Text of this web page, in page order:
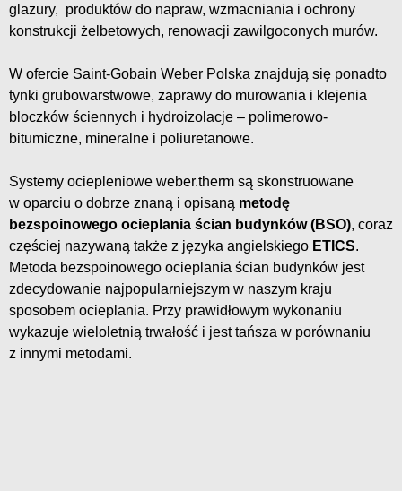
glazury, produktów do napraw, wzmacniania i ochrony
konstrukcji żelbetowych, renowacji zawilgoconych murów.
W ofercie Saint-Gobain Weber Polska znajdują się ponadto
tynki grubowarstwowe, zaprawy do murowania i klejenia
bloczków ściennych i hydroizolacje – polimerowo-
bitumiczne, mineralne i poliuretanowe.
Systemy ociepleniowe weber.therm są skonstruowane
w oparciu o dobrze znaną i opisaną metodę
bezspoinowego ocieplania ścian budynków (BSO), coraz
częściej nazywaną także z języka angielskiego ETICS.
Metoda bezspoinowego ocieplania ścian budynków jest
zdecydowanie najpopularniejszym w naszym kraju
sposobem ocieplania. Przy prawidłowym wykonaniu
wykazuje wieloletnią trwałość i jest tańsza w porównaniu
z innymi metodami.